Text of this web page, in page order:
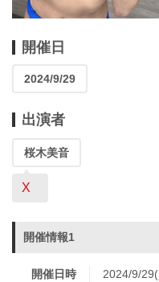
開催日
2024/9/29
出演者
桜木美音
X
開催情報1
開催日時 2024/9/